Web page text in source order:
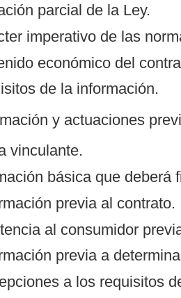
parcial de la Ley.
imperativo de las
económico del
de la información.
y actuaciones
vinculante.
básica que deberá
previa al contrato.
al consumidor
previa a
a los requisitos